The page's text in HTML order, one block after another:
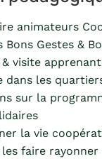
animateurs
Bons Gestes &
visite
dans les
sur la
la vie
faire